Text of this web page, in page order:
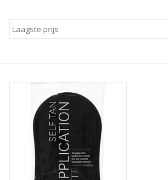
Selftan producten
Verzorging / Accessoires
Onderdelen
Ventilatoren / Afzuiging